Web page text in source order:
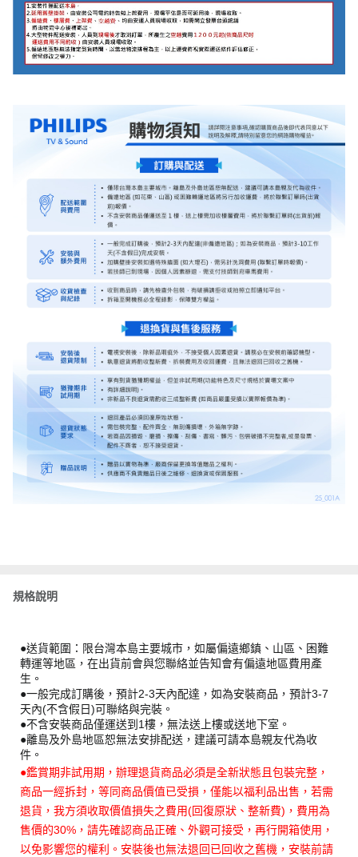
規格說明
●送貨範圍：限台灣本島主要城市，如屬偏遠鄉鎮、山區、困難
轉運等地區，在出貨前會與您聯絡並告知會有偏遠地區費用產
生。
●一般完成訂購後，預計2-3天內配達，如為安裝商品，預計3-7
天內(不含假日)可聯絡與完裝。
●不含安裝商品僅運送到1樓，無法送上樓或送地下室。
●離島及外島地區恕無法安排配送，建議可請本島親友代為收
件。
●鑑賞期非試用期，辦理退貨商品必須是全新狀態且包裝完整，
商品一經拆封，等同商品價值已受損，僅能以福利品出售，若需
退貨，我方須收取價值損失之費用(回復原狀、整新費)，費用為
售價的30%，請先確認商品正確、外觀可接受，再行開箱使用，
以免影響您的權利。安裝後也無法退回已回收之舊機，安裝前請